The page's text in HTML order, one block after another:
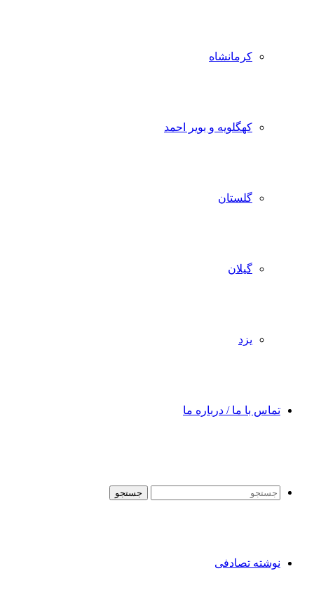
کرمانشاه
کهگلویه و بویر احمد
گلستان
گیلان
یزد
تماس با ما / درباره ما
جستجو
نوشته تصادفی